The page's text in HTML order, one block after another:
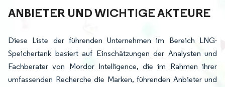
ANBIETER UND WICHTIGE AKTEURE
Diese Liste der führenden Unternehmen im Bereich LNG-
Speichertank basiert auf Einschätzungen der Analysten und
Fachberater von Mordor Intelligence, die im Rahmen ihrer
umfassenden Recherche die Marken, führenden Anbieter und